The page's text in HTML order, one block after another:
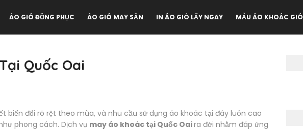
ÁO GIÓ ĐỒNG PHỤC ÁO GIÓ MAY SẴN IN ÁO GIÓ LẤY NGAY MẪU ÁO KHOÁC GIÓ
Quốc Oai
biến đổi rõ rệt theo mùa, và nhu cầu sử dụng áo khoác tại đây luôn cao
phong cách. Dịch vụ may áo khoác tại Quốc Oaira đời nhằm đáp ứng